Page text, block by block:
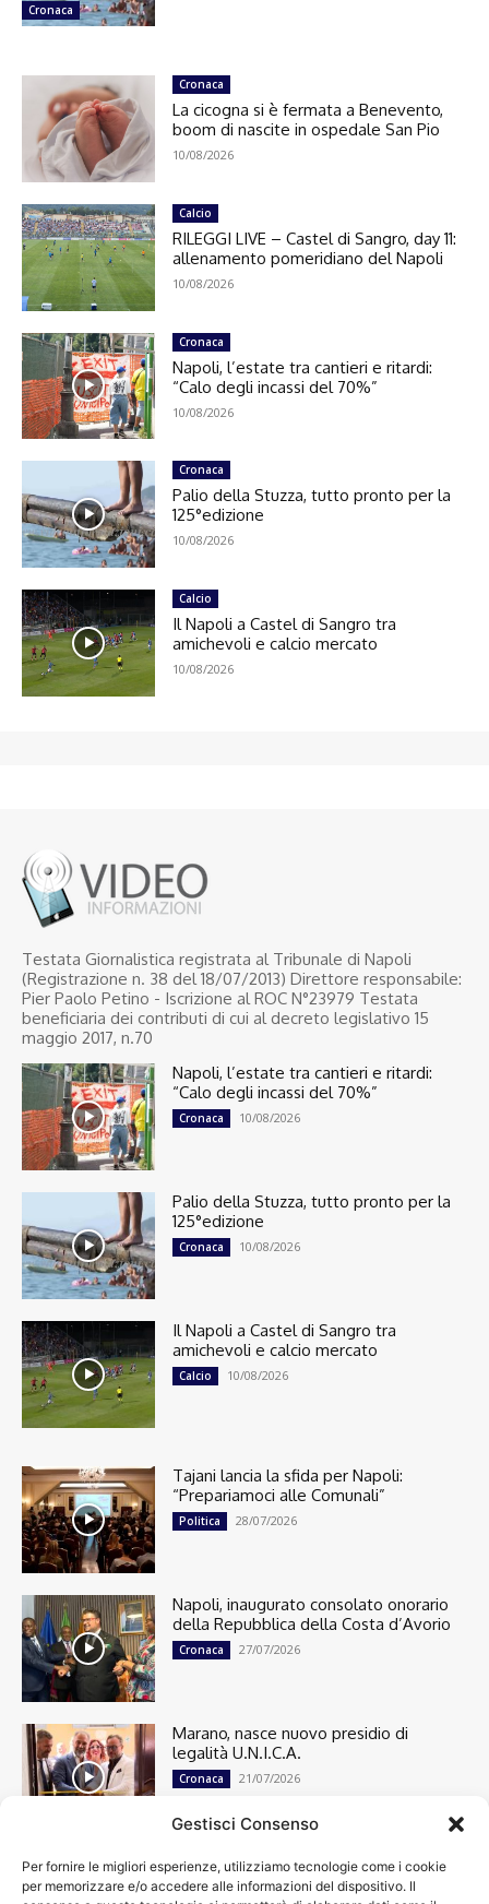
Gestisci Consenso
Per fornire le migliori esperienze, utilizziamo tecnologie come i cookie
per memorizzare e/o accedere alle informazioni del dispositivo. Il
Cronaca
Cronaca
La cicogna si è fermata a Benevento,
boom di nascite in ospedale San Pio
10/08/2026
Calcio
RILEGGI LIVE – Castel di Sangro, day 11:
allenamento pomeridiano del Napoli
10/08/2026
Cronaca
Napoli, l’estate tra cantieri e ritardi:
“Calo degli incassi del 70%”
10/08/2026
Cronaca
Palio della Stuzza, tutto pronto per la
125°edizione
10/08/2026
Calcio
Il Napoli a Castel di Sangro tra
amichevoli e calcio mercato
10/08/2026
Testata Giornalistica registrata al Tribunale di Napoli
(Registrazione n. 38 del 18/07/2013) Direttore responsabile:
Pier Paolo Petino - Iscrizione al ROC N°23979 Testata
beneficiaria dei contributi di cui al decreto legislativo 15
maggio 2017, n.70
Napoli, l’estate tra cantieri e ritardi:
“Calo degli incassi del 70%”
Cronaca 10/08/2026
Palio della Stuzza, tutto pronto per la
125°edizione
Cronaca 10/08/2026
Il Napoli a Castel di Sangro tra
amichevoli e calcio mercato
Calcio 10/08/2026
Tajani lancia la sfida per Napoli:
“Prepariamoci alle Comunali”
Politica 28/07/2026
Napoli, inaugurato consolato onorario
della Repubblica della Costa d’Avorio
Cronaca 27/07/2026
Marano, nasce nuovo presidio di
legalità U.N.I.C.A.
Cronaca 21/07/2026
Cronaca
13512
Attualità
7307